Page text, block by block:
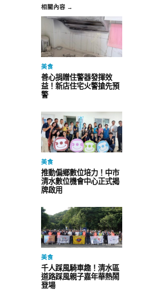
相關內容 →
美食
善心捐贈住警器發揮效
益！新店住宅火警搶先預
警
美食
推動偏鄉數位培力！中市
清水數位機會中心正式揭
牌啟用
美食
千人踩風騎車趣！清水區
道路踩風親子嘉年華熱鬧
登場